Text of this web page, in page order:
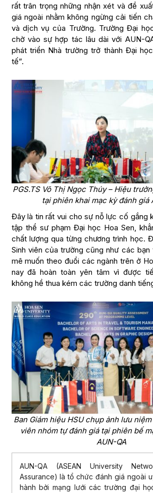
rất trân trọng những nhận xét và đề
giá ngoài nhằm không ngừng cải tiến
và dịch vụ của Trường. Trường Đại
chờ vào sự hợp tác lâu dài với AUN-
phát triển Nhà trường trở thành Đại
tế”.
PGS.TS Võ Thị Ngọc Thúy – Hiệu
tại phiên khai mạc kỳ đánh giá
Đây là tin rất vui cho sự nỗ lực cố gắng
tập thể sư phạm Đại học Hoa Sen,
chất lượng qua từng chương trình học.
Sinh viên của trường cũng như các
mê muốn theo đuổi các ngành trên ở
nay đã hoàn toàn yên tâm vì được
không hề thua kém các trường danh
Ban Giám hiệu HSU chụp ảnh lưu
viên nhóm tự đánh giá tại phiên bế
AUN-QA
AUN-QA (ASEAN University
Assurance) là tổ chức đánh giá ngoài
hành bởi mạng lưới các trường đại